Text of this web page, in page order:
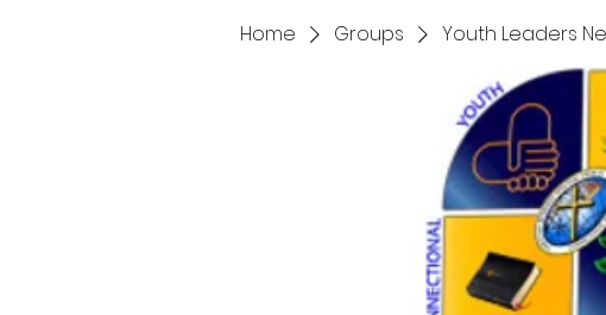
Home Groups Youth Leaders